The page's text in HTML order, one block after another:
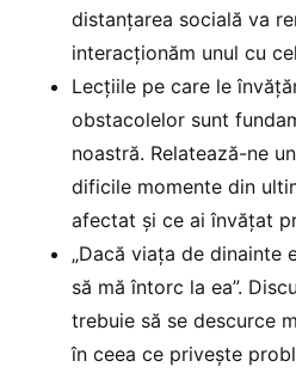
distanțarea socială va
interacționăm unul cu
Lecțiile pe care le
obstacolelor sunt
noastră. Relatează-ne
dificile momente din
afectat și ce ai învățat
„Dacă viața de dinainte
să mă întorc la ea”.
trebuie să se descurce
în ceea ce privește